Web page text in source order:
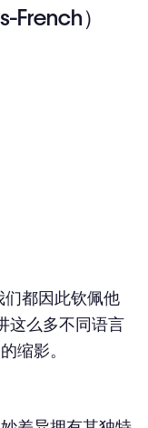
French）
都因此钦佩他
这么多不同语言
缩影。